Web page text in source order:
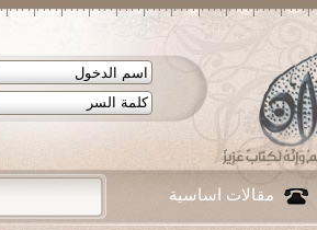
مقالات اساسية